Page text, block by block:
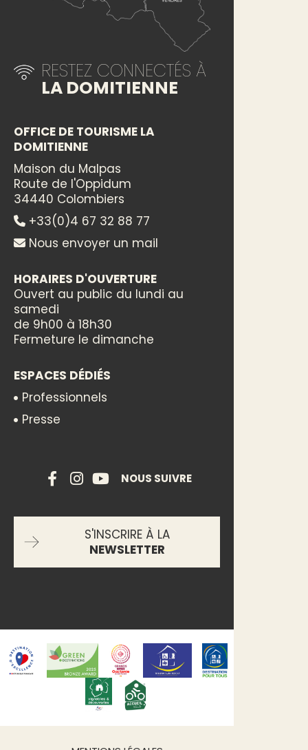
RESTEZ CONNECTÉS À
LA DOMITIENNE
OFFICE DE TOURISME LA
DOMITIENNE
Maison du Malpas
Route de l'Oppidum
34440 Colombiers
+33(0)4 67 32 88 77
Nous envoyer un mail
HORAIRES D'OUVERTURE
Ouvert au public du lundi au
samedi
de 9h00 à 18h30
Fermeture le dimanche
ESPACES DÉDIÉS
Professionnels
Presse
NOUS SUIVRE
S'INSCRIRE À LA
NEWSLETTER